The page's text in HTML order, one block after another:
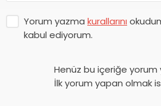
Yorum yazma kurallarını
kabul ediyorum.
Henüz bu içeriğe yorum
İlk yorum yapan olmak